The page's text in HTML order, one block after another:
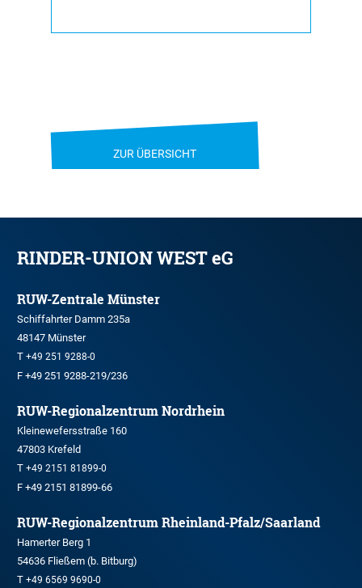
ZUR ÜBERSICHT
RINDER-UNION WEST eG
RUW-Zentrale Münster
Schiffahrter Damm 235a
48147 Münster
T +49 251 9288-0
F +49 251 9288-219/236
RUW-Regionalzentrum Nordrhein
Kleinewefersstraße 160
47803 Krefeld
T +49 2151 81899-0
F +49 2151 81899-66
RUW-Regionalzentrum Rheinland-Pfalz/Saarland
Hamerter Berg 1
54636 Fließem (b. Bitburg)
T +49 6569 9690-0